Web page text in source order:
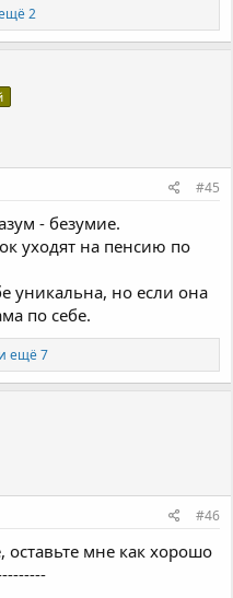
2
#45
- безумие.
уходят на пенсию по
уникальна, но если она
по себе.
и ещё 7
#46
оставьте мне как хорошо